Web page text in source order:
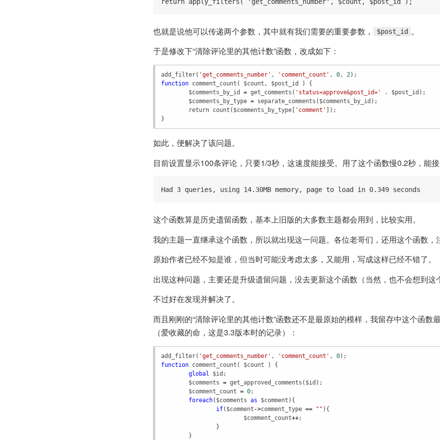
也就是说他可以传递两个参数，其中就有我们需要的重要参数， $post_id 。
于是修改下“清除评论里的其他计数”函数，改成如下：
add_filter( 'get_comments_number' , 'comment_count' , 0, 2
function comment_count ( $count , $post_id
) {
$comments_by_id
= get_comments ( 'status=approve&post_id=' . $post_id );
$comments_by_type = separate_comments ( $comments_by_id );
return count ( $comments_by_type 'comment'
]);
}
如此，便解决了该问题。
目前设置显示100条评论，只要1/3秒，这速度能接受。用了这个函数慢0.2秒，能
Had 3 queries, using 14.30MB memory, page to load in 0.349 seconds
这个函数算是历史遗留函数，基本上旧版的大多数主题都会用到，比较实用。
我的主题一直继承这个函数，所以就出现这一问题。各位老哥们，还用这个函数，
原始作者已经不知是谁，但当时可能没考虑太多，又能用，写成这样已经不错了。
出现这种问题，主要还是升级遗留问题，没去更新这个函数（当然，也不会想到这
不过好在发现并解决了。
而且刚刚的“清除评论里的其他计数”函数还不是最原始的模样，我留存中这个函数
（爱收藏的命，这是3.3版本时的记录）：
add_filter( 'get_comments_number' , 'comment_count' , 0
function comment_count ( $count ) {
global
$id ;
$comments = get_approved_comments ( $id );
$comment_count = 0;
foreach( $comments as $comment ){
if( $comment ->comment_type == "" ){
$comment_count++;